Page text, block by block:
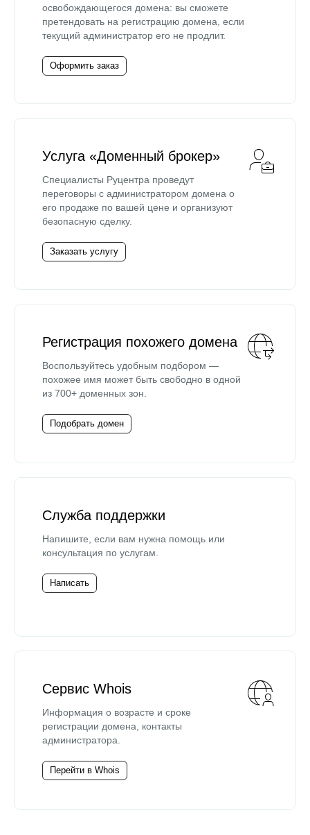
освобождающегося домена: вы сможете
претендовать на регистрацию домена, если
текущий администратор его не продлит.
Оформить заказ
Услуга «Доменный брокер»
Специалисты Руцентра проведут
переговоры с администратором домена о
его продаже по вашей цене и организуют
безопасную сделку.
Заказать услугу
Регистрация похожего домена
Воспользуйтесь удобным подбором —
похожее имя может быть свободно в одной
из 700+ доменных зон.
Подобрать домен
Служба поддержки
Напишите, если вам нужна помощь или
консультация по услугам.
Написать
Сервис Whois
Информация о возрасте и сроке
регистрации домена, контакты
администратора.
Перейти в Whois